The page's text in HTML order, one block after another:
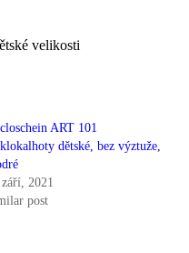
velikosti
ART 101
dětské, bez výztuže,
září, 2021
post